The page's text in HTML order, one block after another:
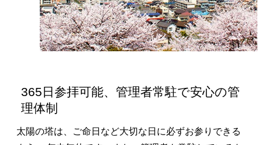
365日参拝可能、管理者常駐で安心の管
理体制
太陽の塔は、ご命日など大切な日に必ずお参りできる